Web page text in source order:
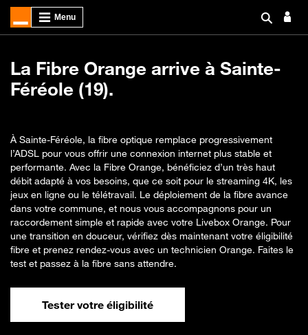
La Fibre Orange arrive à Sainte-
Féréole (19).
À Sainte-Féréole, la fibre optique remplace progressivement
l’ADSL pour vous offrir une connexion internet plus stable et
performante. Avec la Fibre Orange, bénéficiez d’un très haut
débit adapté à vos besoins, que ce soit pour le streaming 4K, les
jeux en ligne ou le télétravail. Le déploiement de la fibre avance
dans votre commune, et nous vous accompagnons pour un
raccordement simple et rapide avec votre Livebox Orange. Pour
une transition en douceur, vérifiez dès maintenant votre éligibilité
fibre et prenez rendez-vous avec un technicien Orange. Faites le
test et passez à la fibre sans attendre.
Tester votre éligibilité